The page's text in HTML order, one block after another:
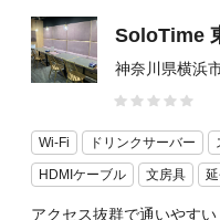
SoloTime
神奈川県横浜
Wi-Fi ドリンクサーバー
HDMIケーブル 文房具
アクセス抜群で通いやす